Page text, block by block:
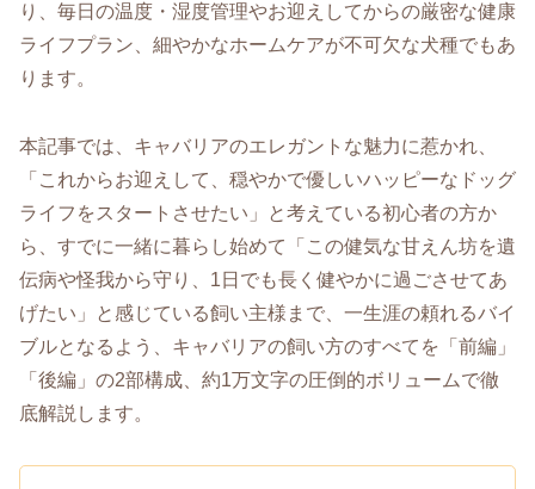
り、毎日の温度・湿度管理やお迎えしてからの厳密な健康
ライフプラン、細やかなホームケアが不可欠な犬種でもあ
ります。
本記事では、キャバリアのエレガントな魅力に惹かれ、
「これからお迎えして、穏やかで優しいハッピーなドッグ
ライフをスタートさせたい」と考えている初心者の方か
ら、すでに一緒に暮らし始めて「この健気な甘えん坊を遺
伝病や怪我から守り、1日でも長く健やかに過ごさせてあ
げたい」と感じている飼い主様まで、一生涯の頼れるバイ
ブルとなるよう、キャバリアの飼い方のすべてを「前編」
「後編」の2部構成、約1万文字の圧倒的ボリュームで徹
底解説します。